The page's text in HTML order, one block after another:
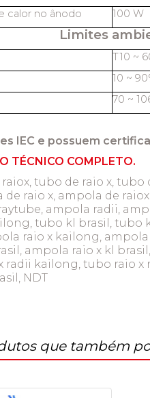
calor no ânodo 100 W
Limites
T10 ~
10 ~
70 ~
IEC e possuem
TÉCNICO COMPLETO.
tubo de raio x,
raio x, ampola de
ampola radii,
tubo kl brasil, tubo
raio x kailong,
ampola raio x kl
kailong, tubo raio
NDT
que também